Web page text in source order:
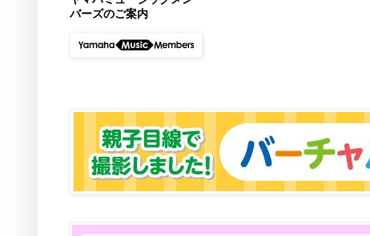
バーズのご案内